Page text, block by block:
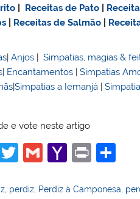
Receitas de Pato
Receitas de Salmão
|Anjos |Simpatias, magias &
| Encantamentos |Simpatias
|Simpatias a Iemanjá |
e vote neste artigo
T
itt
G
ai
Y
h
Pr
t
ar
, perdiz, Perdiz à Camponesa,